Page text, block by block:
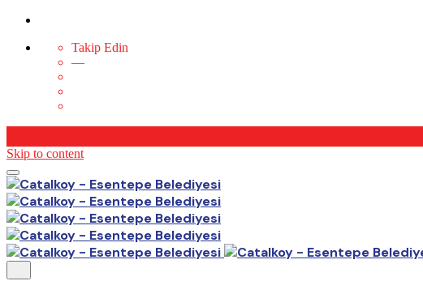
Takip Edin
—
Skip to content